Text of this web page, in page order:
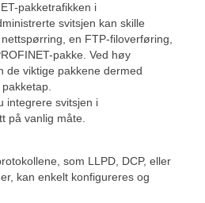
pakketrafikken i
svitsjen kan skille
en FTP-filoverføring,
pakke. Ved høy
de viktige pakkene dermed
integrere svitsjen i
på vanlig måte.
som LLPD, DCP, eller
kan enkelt konfigureres og